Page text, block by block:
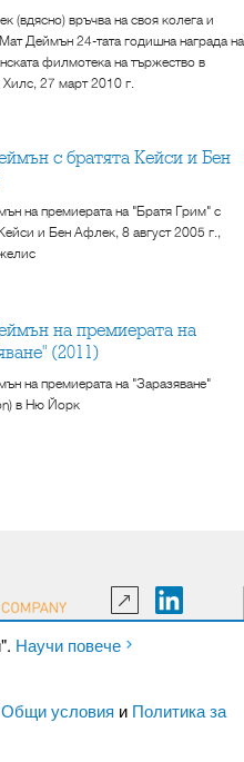
(вдясно) връчва на своя колега и
Деймън 24-тата годишна награда на
филмотека на тържество в
27 март 2010 г.
на премиерата на "Братя Грим" с
и Бен Афлек, 8 август 2005 г.,
(2011)
на премиерата на "Заразяване"
в Ню Йорк
Научи повече
Общи условия и Политика за